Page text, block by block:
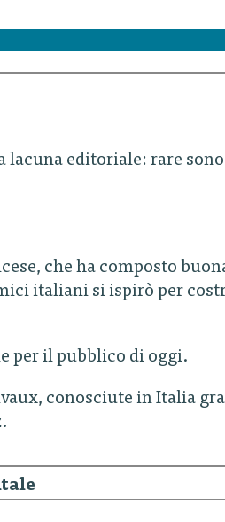
editoriale: rare
che ha composto
italiani si ispirò per
per il pubblico di oggi.
conosciute in Italia